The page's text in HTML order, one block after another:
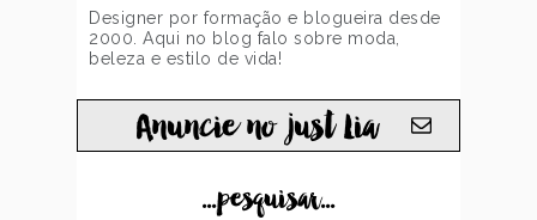
Designer por formação e blogueira desde
2000. Aqui no blog falo sobre moda,
beleza e estilo de vida!
Anuncie no just Lia
...pesquisar...